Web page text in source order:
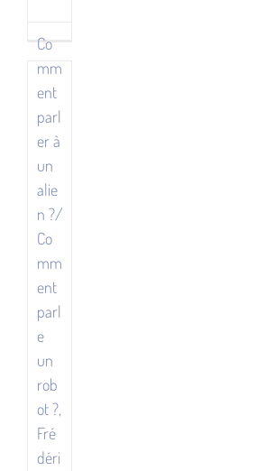
Co
mm
ent
parl
er à
un
alie
n ?/
Co
mm
ent
parl
e
un
rob
ot ?,
Fré
déri